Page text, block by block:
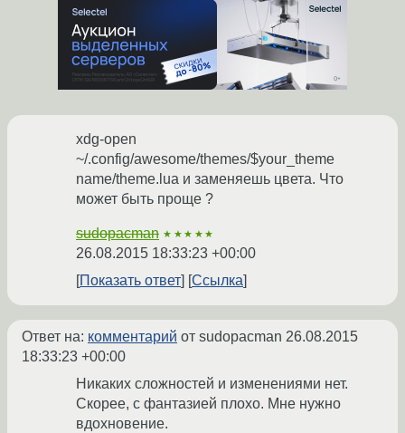
xdg-open
~/.config/awesome/themes/$your_theme
name/theme.lua и заменяешь цвета. Что
может быть проще ?
sudopacman ★★★★★
26.08.2015 18:33:23 +00:00
Показать ответ
Ссылка
Ответ на: комментарий от sudopacman 26.08.2015
18:33:23 +00:00
Никаких сложностей и изменениями нет.
Скорее, с фантазией плохо. Мне нужно
вдохновение.